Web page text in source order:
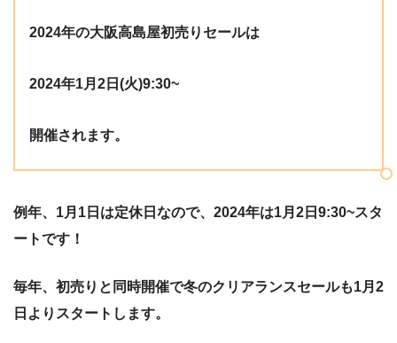
2024年の大阪高島屋初売りセールは
2024年1月2日(火)9:30~
開催されます。
例年、1月1日は定休日なので、2024年は1月2日9:30~スタ
ートです！
毎年、初売りと同時開催で冬のクリアランスセールも1月2
日よりスタートします。